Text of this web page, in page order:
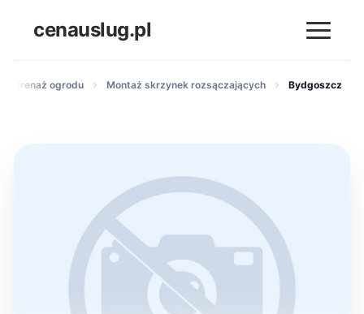
cenauslug.pl
i drenaż ogrodu Montaż skrzynek rozsączających Bydgoszcz